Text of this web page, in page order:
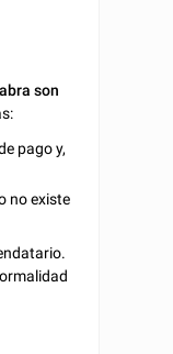
son
pago y,
no existe